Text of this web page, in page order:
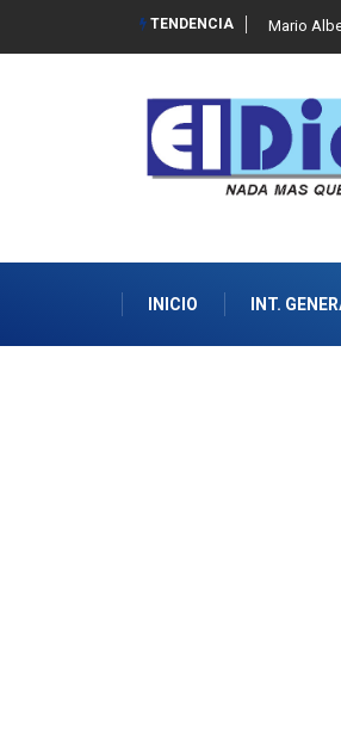
TENDENCIA Mario
INICIO INT.